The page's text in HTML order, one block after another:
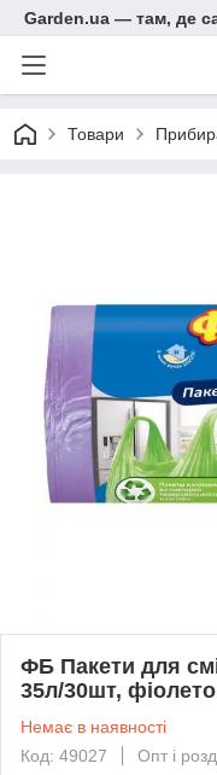
Garden.ua — там, де
Товари
ФБ Пакети для
35л/30шт,
Немає в наявності
Код: 49027
Опт і